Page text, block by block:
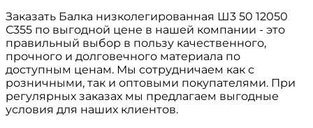
Заказать Балка низколегированная Ш3 50 12050
С355 по выгодной цене в нашей компании - это
правильный выбор в пользу качественного,
прочного и долговечного материала по
доступным ценам. Мы сотрудничаем как с
розничными, так и оптовыми покупателями. При
регулярных заказах мы предлагаем выгодные
условия для наших клиентов.